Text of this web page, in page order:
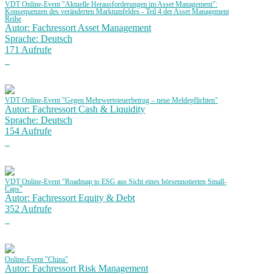
VDT Online-Event "Aktuelle Herausforderungen im Asset Management":
Konsequenzen des veränderten Marktumfeldes - Teil 4 der Asset Management
Reihe
Autor: Fachressort Asset Management
Sprache: Deutsch
171 Aufrufe
VDT Online-Event "Gegen Mehrwertsteuerbetrug – neue Meldepflichten"
Autor: Fachressort Cash & Liquidity
Sprache: Deutsch
154 Aufrufe
VDT Online-Event "Roadmap to ESG aus Sicht eines börsennotierten Small-
Caps"
Autor: Fachressort Equity & Debt
352 Aufrufe
Online-Event "China"
Autor: Fachressort Risk Management